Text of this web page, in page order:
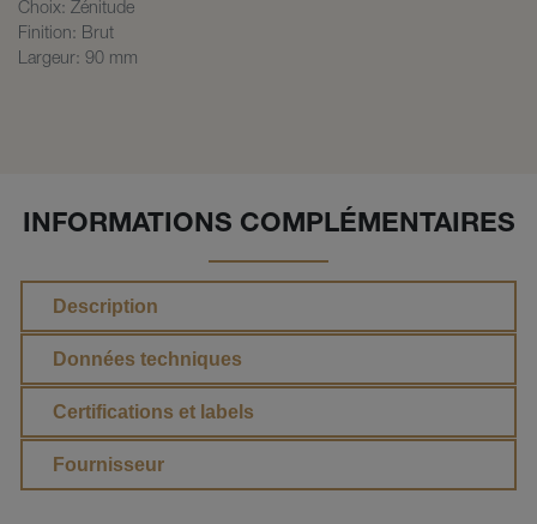
Choix: Zénitude
Finition: Brut
Largeur: 90 mm
INFORMATIONS COMPLÉMENTAIRES
Description
Données techniques
Certifications et labels
Fournisseur